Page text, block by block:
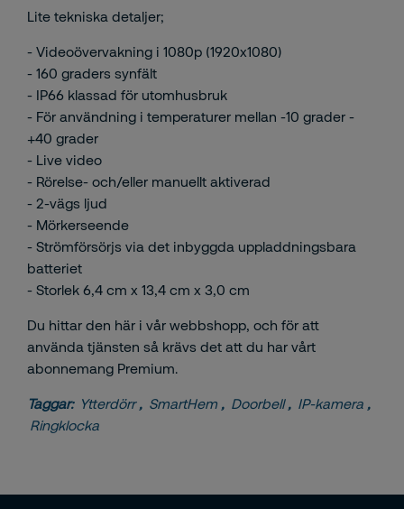
Lite tekniska detaljer;
- Videoövervakning i 1080p (1920x1080)
- 160 graders synfält
- IP66 klassad för utomhusbruk
- För användning i temperaturer mellan -10 grader -
+40 grader
- Live video
- Rörelse- och/eller manuellt aktiverad
- 2-vägs ljud
- Mörkerseende
- Strömförsörjs via det inbyggda uppladdningsbara
batteriet
- Storlek 6,4 cm x 13,4 cm x 3,0 cm
Du hittar den här i vår webbshopp, och för att
använda tjänsten så krävs det att du har vårt
abonnemang Premium.
Taggar: Ytterdörr, SmartHem , Doorbell, IP-kamera ,
Ringklocka